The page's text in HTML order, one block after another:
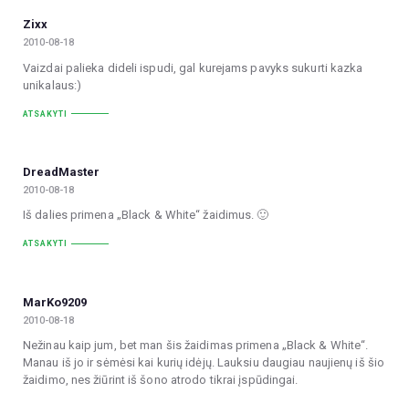
Zixx
2010-08-18
Vaizdai palieka dideli ispudi, gal kurejams pavyks sukurti kazka
unikalaus:)
ATSAKYTI
DreadMaster
2010-08-18
Iš dalies primena „Black & White“ žaidimus. 🙂
ATSAKYTI
MarKo9209
2010-08-18
Nežinau kaip jum, bet man šis žaidimas primena „Black & White“.
Manau iš jo ir sėmėsi kai kurių idėjų. Lauksiu daugiau naujienų iš šio
žaidimo, nes žiūrint iš šono atrodo tikrai įspūdingai.